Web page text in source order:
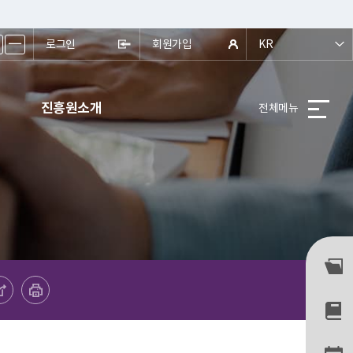
ㅡ 로그인 회원가입 KR
진흥원소개 전체메뉴
프린트하기